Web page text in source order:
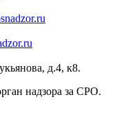
д.4, к8.
надзора за СРО.